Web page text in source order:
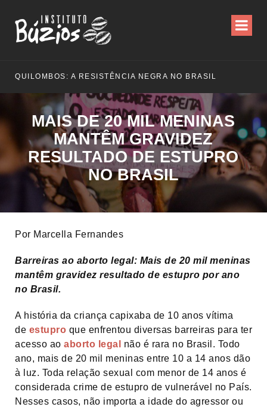
NEGRA NO BRASIL
MAIS DE 20 MIL MENINAS
MANTÊM GRAVIDEZ
RESULTADO DE ESTUPRO
NO BRASIL
Por Marcella Fernandes
Barreiras ao aborto legal: Mais de 20 mil meninas
mantêm gravidez resultado de estupro por ano
no Brasil.
A história da criança capixaba de 10 anos vítima
de estupro que enfrentou diversas barreiras para ter
acesso ao aborto legal
não é rara no Brasil. Todo
ano, mais de 20 mil meninas entre 10 a 14 anos dão
à luz. Toda relação sexual com menor de 14 anos é
considerada crime de estupro de vulnerável no País.
Nesses casos, não importa a idade do agressor ou